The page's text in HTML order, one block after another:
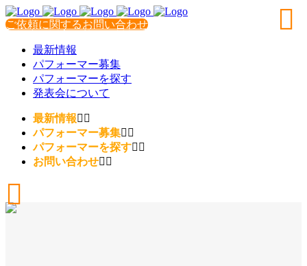
ご依頼に関するお問い合わせ
最新情報
パフォーマー募集
パフォーマーを探す
発表会について
最新情報
パフォーマー募集
パフォーマーを探す
お問い合わせ